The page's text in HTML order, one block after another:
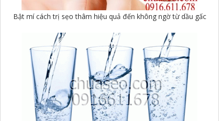
Bật mí cách trị sẹo thâm hiệu quả đến không ngờ từ dầu gấc